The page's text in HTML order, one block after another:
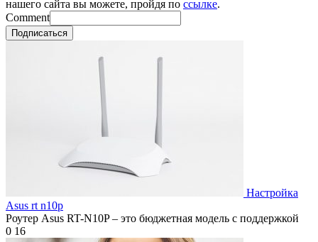
нашего сайта вы можете, пройдя по ссылке.
Comment
Подписаться
Настройка
Asus rt n10p
Роутер Asus RT-N10P – это бюджетная модель с поддержкой
0 16